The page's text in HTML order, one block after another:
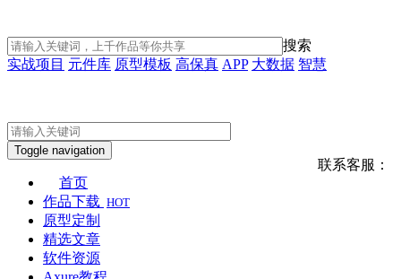
搜索
实战项目 元件库 原型模板 高保真 APP 大数据 智慧
联系客服：
Toggle navigation
首页
作品下载 HOT
原型定制
精选文章
软件资源